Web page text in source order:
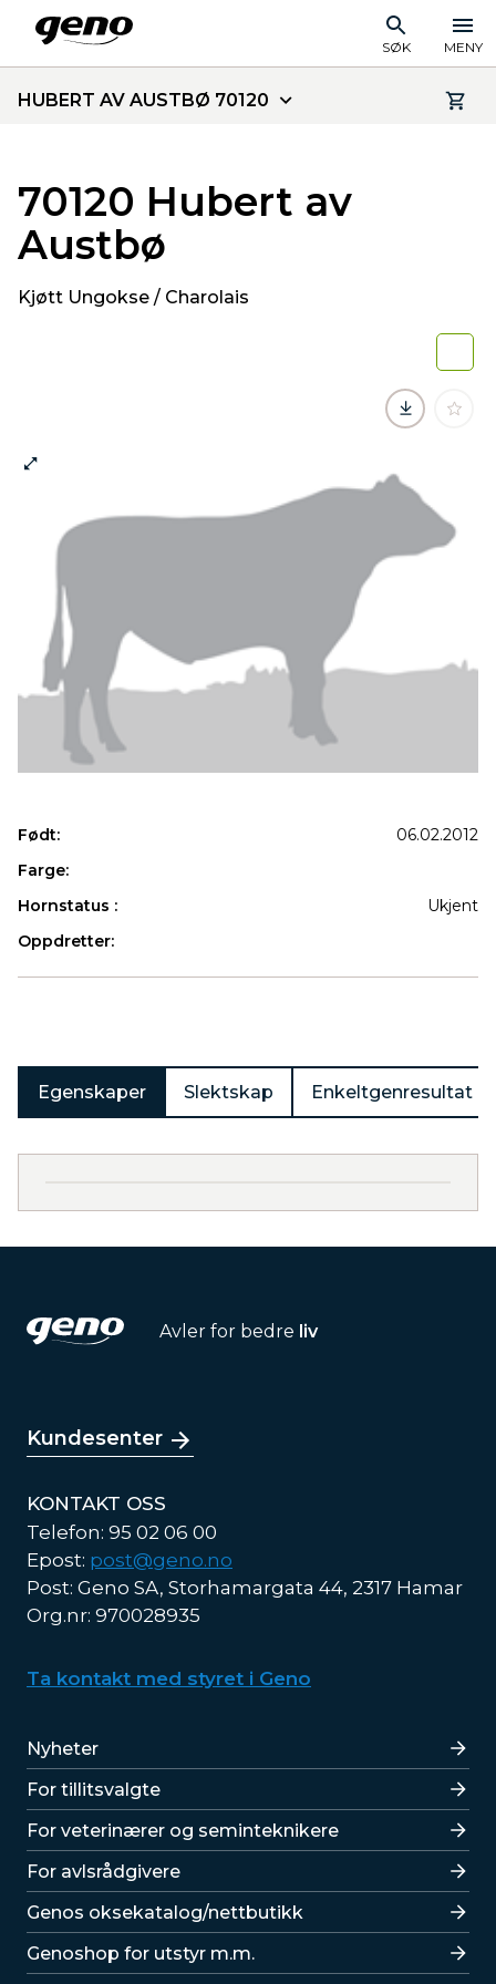
SØK MENY
HUBERT AV AUSTBØ 70120
70120 Hubert av
Austbø
Kjøtt Ungokse / Charolais
Født:
06.02.2012
Farge:
Hornstatus :
Ukjent
Oppdretter:
Egenskaper Slektskap Enkeltgenresultat
Avler for bedre liv
Kundesenter
KONTAKT OSS
Telefon: 95 02 06 00
Epost: post@geno.no
Post: Geno SA, Storhamargata 44, 2317 Hamar
Org.nr: 970028935
Ta kontakt med styret i Geno
Lenker
Nyheter
For tillitsvalgte
For veterinærer og seminteknikere
For avlsrådgivere
Lenker
Genos oksekatalog/nettbutikk
Genoshop for utstyr m.m.